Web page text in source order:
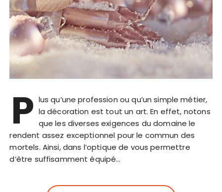
P lus qu’une profession ou qu’un simple métier,
la décoration est tout un art. En effet, notons
que les diverses exigences du domaine le
rendent assez exceptionnel pour le commun des
mortels. Ainsi, dans l’optique de vous permettre
d’être suffisamment équipé…